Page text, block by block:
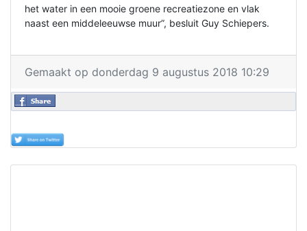
het water in een mooie groene recreatiezone en vlak
naast een middeleeuwse muur”, besluit Guy Schiepers.
Gemaakt op donderdag 9 augustus 2018 10:29